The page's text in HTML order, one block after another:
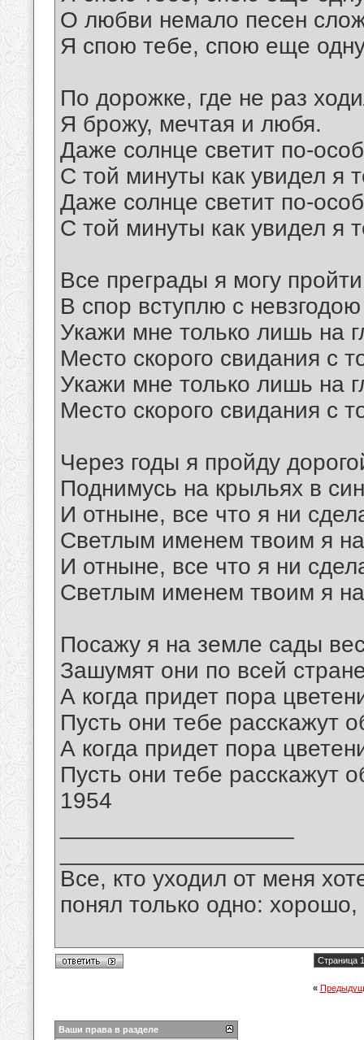
О любви немало песен
Я спою тебе, спою еще
По дорожке, где не раз
Я брожу, мечтая и любя.
Даже солнце светит по-
С той минуты как увидел я
Даже солнце светит по-
С той минуты как увидел я
Все преграды я могу
В спор вступлю с
Укажи мне только лишь на
Место скорого свидания с
Укажи мне только лишь на
Место скорого свидания с
Через годы я пройду
Поднимусь на крыльях в
И отныне, все что я ни
Светлым именем твоим я
И отныне, все что я ни
Светлым именем твоим я
Посажу я на земле сады
Зашумят они по всей
А когда придет пора
Пусть они тебе расскажут
А когда придет пора
Пусть они тебе расскажут
1954
Все, кто уходил от меня
понял только одно:
Страница
«
Ваши права в разделе